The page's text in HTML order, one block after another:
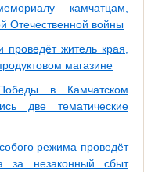
камчатцам,
Отечественной войны
житель края,
магазине
в Камчатском
две тематические
режима проведёт
за незаконный сбыт